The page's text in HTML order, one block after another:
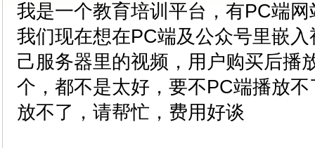
我是一个教育培训平台，有PC端
我们现在想在PC端及公众号里嵌
己服务器里的视频，用户购买后播
个，都不是太好，要不PC端播放
放不了，请帮忙，费用好谈